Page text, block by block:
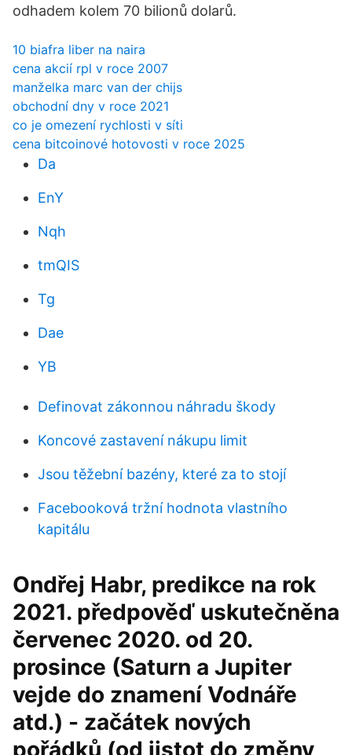
odhadem kolem 70 bilionů dolarů.
10 biafra liber na naira
cena akcií rpl v roce 2007
manželka marc van der chijs
obchodní dny v roce 2021
co je omezení rychlosti v síti
cena bitcoinové hotovosti v roce 2025
Da
EnY
Nqh
tmQIS
Tg
Dae
YB
Definovat zákonnou náhradu škody
Koncové zastavení nákupu limit
Jsou těžební bazény, které za to stojí
Facebooková tržní hodnota vlastního
kapitálu
Ondřej Habr, predikce na rok
2021. předpověď uskutečněna
červenec 2020. od 20.
prosince (Saturn a Jupiter
vejde do znamení Vodnáře
atd.) - začátek nových
pořádků (od jistot do změny